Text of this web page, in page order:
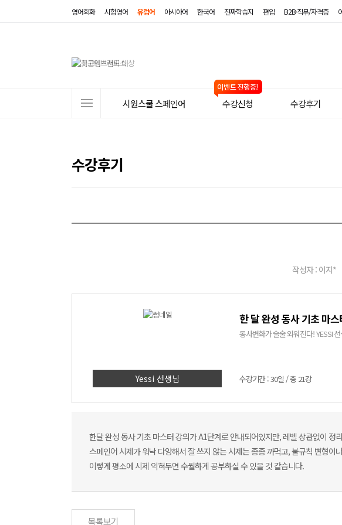
영어회화 시험영어 유럽어 아시아어 한국어 진짜학습지 편입 B2B·직무/자격증
뉴
시원스쿨 스페인어 수강신청 수강후기
수강후기
작성자 : 이지*
Yessi 선생님
한 달 완성 동사 기초 마스
동사변화가 술술 외워진다! YESSI
수강기간 : 30일 / 총 21강
한달 완성 동사 기초 마스터 강의가 A1단계로 안내되어있지만, 레벨 상관없이 정
스페인어 시제가 워낙 다양해서 잘 쓰지 않는 시제는 종종 까먹고, 불규칙 변형
이렇게 평소에 시제 익혀두면 수월하게 공부하실 수 있을 것 같습니다.
목록보기